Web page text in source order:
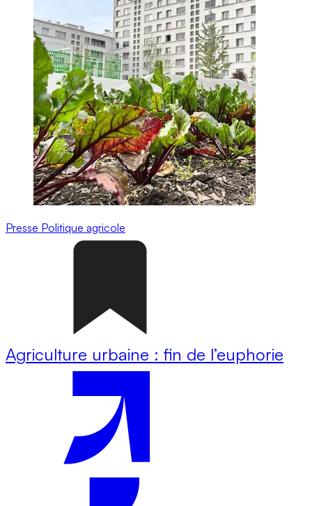
Presse Politique agricole
Agriculture urbaine : fin de l’euphorie